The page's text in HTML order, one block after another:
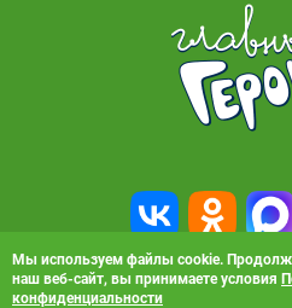
© 2010-2026, АО «Карусель». Все
Мы используем файлы cookie.
наш веб-сайт, вы принимаете условия
конфиденциальности